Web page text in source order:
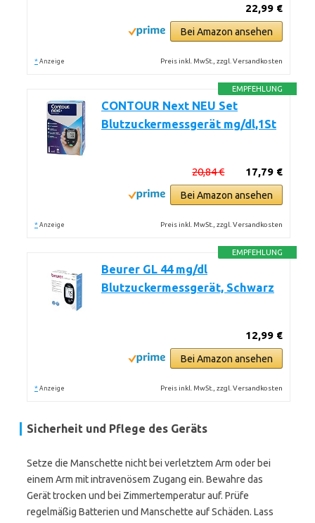
22,99 €
Bei Amazon ansehen
* Anzeige Preis inkl. MwSt., zzgl. Versandkosten
EMPFEHLUNG
CONTOUR Next NEU Set
Blutzuckermessgerät mg/dl,1St
17,79 €
20,84 €
Bei Amazon ansehen
* Anzeige Preis inkl. MwSt., zzgl. Versandkosten
EMPFEHLUNG
Beurer GL 44 mg/dl
Blutzuckermessgerät, Schwarz
12,99 €
Bei Amazon ansehen
* Anzeige Preis inkl. MwSt., zzgl. Versandkosten
Sicherheit und Pflege des Geräts
Setze die Manschette nicht bei verletztem Arm oder bei
einem Arm mit intravenösem Zugang ein. Bewahre das
Gerät trocken und bei Zimmertemperatur auf. Prüfe
regelmäßig Batterien und Manschette auf Schäden. Lass